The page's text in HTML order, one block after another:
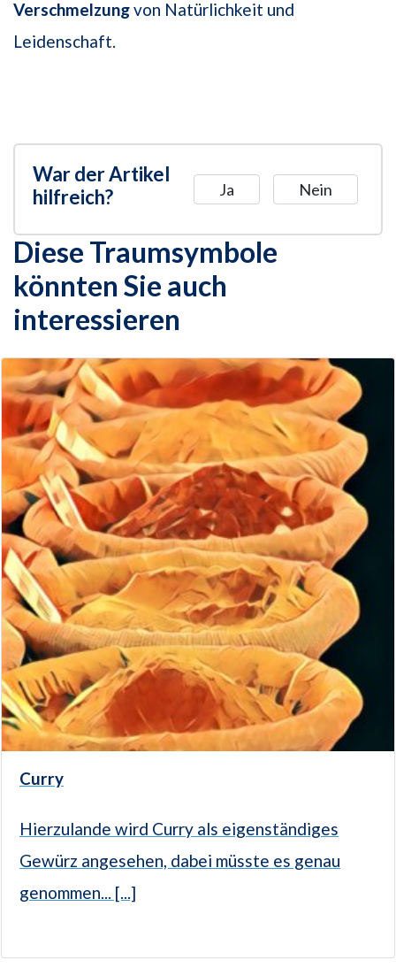
Verschmelzungvon Natürlichkeit und
Leidenschaft.
War der Artikel
hilfreich?
Ja Nein
Diese Traumsymbole
könnten Sie auch
interessieren
Curry
Hierzulande wird Curry als eigenständiges
Gewürz angesehen, dabei müsste es genau
genommen... [...]